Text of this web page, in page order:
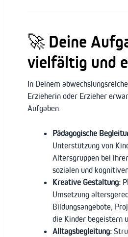
🚀 Deine
vielfältig und
In Deinem
Erzieherin oder Erzieher
Aufgaben:
Pädagogische
Unterstützung von
Altersgruppen bei
sozialen und
Kreative Gestaltung:
Umsetzung
Bildungsangebote,
die Kinder begeistern
Alltagsbegleitung: